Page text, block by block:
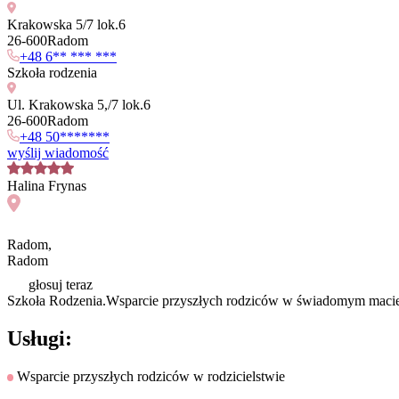
Krakowska 5/7 lok.6
26-600Radom
+48 6** *** ***
Szkoła rodzenia
Ul. Krakowska 5,/7 lok.6
26-600Radom
+48 50*******
wyślij wiadomość
Halina Frynas
Radom,
Radom
głosuj teraz
Szkoła Rodzenia.Wsparcie przyszłych rodziców w świadomym
Usługi:
Wsparcie przyszłych rodziców w rodzicielstwie